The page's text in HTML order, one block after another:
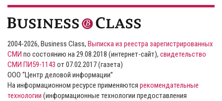
2004-2026, Business Class, Выписка из реестра зарегистрированных
СМИ по состоянию на 29.08.2018 (интернет-сайт), свидетельство
СМИ ПИ59-1143 от 07.02.2017 (газета)
ООО “Центр деловой информации”
На информационном ресурсе применяются рекомендательные
технологии (информационные технологии предоставления